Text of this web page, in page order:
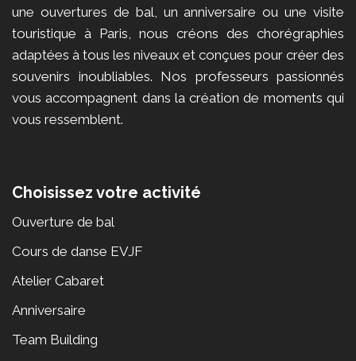
une ouvertures de bal, un anniversaire ou une visite
touristique à Paris, nous créons des chorégraphies
adaptées à tous les niveaux et conçues pour créer des
souvenirs inoubliables. Nos professeurs passionnés
vous accompagnent dans la création de moments qui
vous ressemblent.
Choisissez votre activité
Ouverture de bal
Cours de danse EVJF
Atelier Cabaret
Anniversaire
Team Building